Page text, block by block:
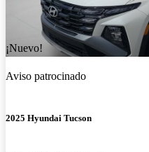
¡Nuevo!
Aviso patrocinado
2025 Hyundai Tucson